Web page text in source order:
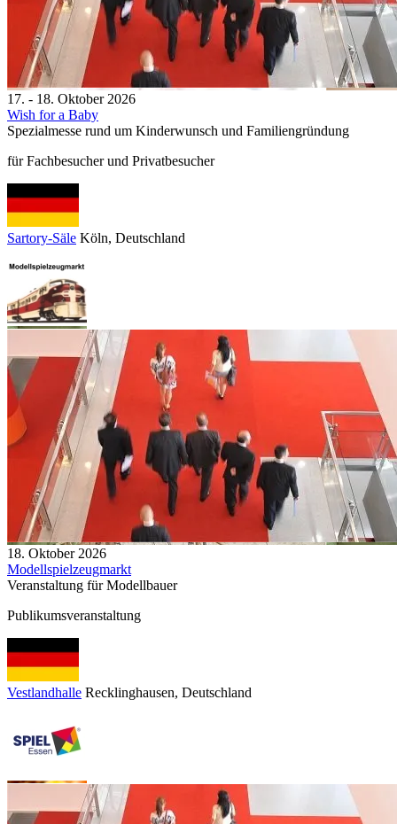
17. - 18. Oktober 2026
Wish for a Baby
Spezialmesse rund um Kinderwunsch und Familiengründung
für Fachbesucher und Privatbesucher
Sartory-Säle Köln, Deutschland
18. Oktober 2026
Modellspielzeugmarkt
Veranstaltung für Modellbauer
Publikumsveranstaltung
Vestlandhalle Recklinghausen, Deutschland